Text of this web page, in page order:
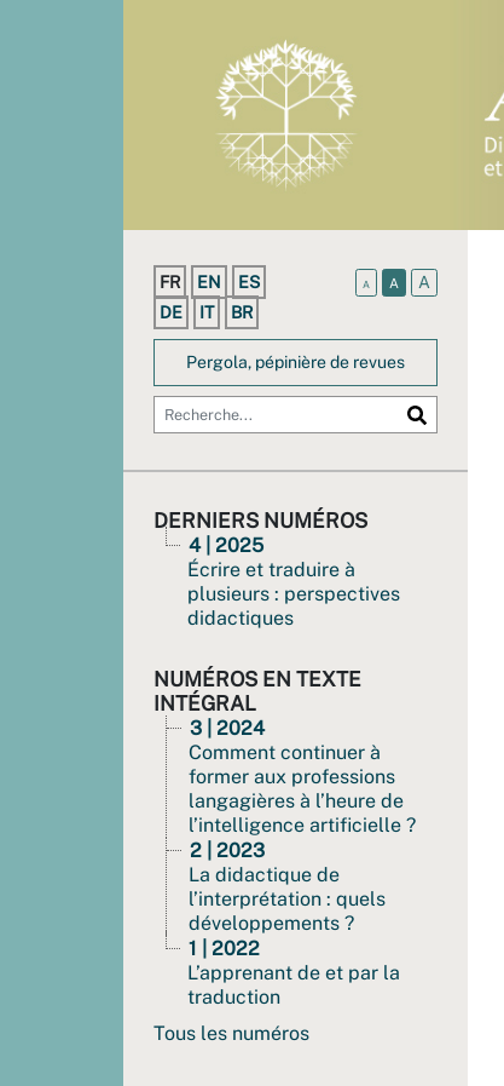
FR EN
ES
DE
IT BR
A A A
Pergola, pépinière de revues
DERNIERS NUMÉROS
4 | 2025
Écrire et traduire à
plusieurs : perspectives
didactiques
NUMÉROS EN TEXTE
INTÉGRAL
3 | 2024
Comment continuer à
former aux professions
langagières à l’heure de
l’intelligence artificielle ?
2 | 2023
La didactique de
l’interprétation : quels
développements ?
1 | 2022
L’apprenant de et par la
traduction
Tous les numéros